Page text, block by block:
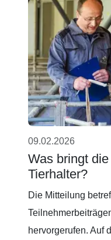
09.02.2026
Was bringt die
Tierhalter?
Die Mitteilung
hervorgerufen. Auf